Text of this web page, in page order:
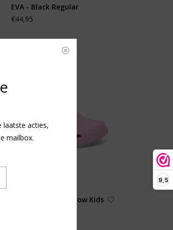
9,5
EVA - Black Regular
€44,95
Birkenstock Birki Flow Kids
EVA - Fondant Pink
laatste acties,
mailbox.